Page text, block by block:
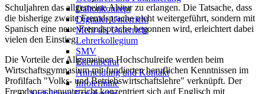
Daltonkonzept
Digitaler Unterricht
Mehr als Unterricht
Lehrerkollegium
SMV
Elternbeirat
Anmeldung und Kontakt
Infotermine
Schuljahren das allgemeine Abitur zu erlangen. Die Tatsache, dass
die bisherige zweite Fremdsprache nicht weitergeführt, sondern mit
Spanisch eine neue Fremdsprache begonnen wird, erleichtert dabei
vielen den Einstieg.
Die Vorteile der Allgemeinen Hochschulreife werden beim
Wirtschaftsgymnasium mit fundierten beruflichen Kenntnissen im
Profilfach "Volks- und Betriebswirtschaftslehre" verknüpft. Der
Fremdsprachenunterricht konzentriert sich auf Englisch mit